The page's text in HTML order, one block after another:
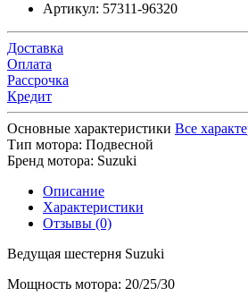
Артикул: 57311-96320
Доставка
Оплата
Рассрочка
Кредит
Основные характеристики Все
Тип мотора: Подвесной
Бренд мотора: Suzuki
Описание
Характеристики
Отзывы (0)
Ведущая шестерня Suzuki
Мощность мотора: 20/25/30